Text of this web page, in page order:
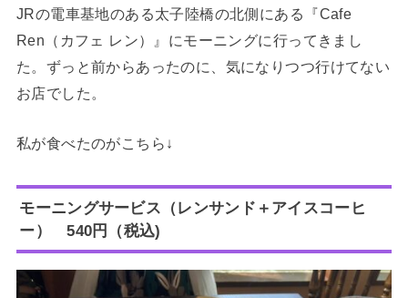
JRの電車基地のある太子陸橋の北側にある『Cafe
Ren（カフェ レン）』にモーニングに行ってきまし
た。ずっと前からあったのに、気になりつつ行けてない
お店でした。
私が食べたのがこちら↓
モーニングサービス（レンサンド＋アイスコーヒ
ー） 540円（税込)